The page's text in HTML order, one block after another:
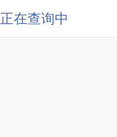
正在查询中